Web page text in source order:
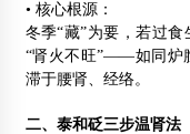
• 核心根源：
冬季“藏”为要，若过
“肾火不旺”——如同炉
滞于腰肾、经络。
二、泰和砭三步温肾法